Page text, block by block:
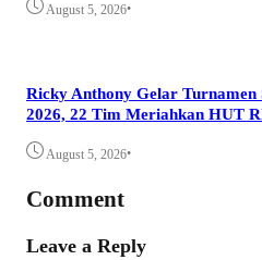
August 5, 2026•
Ricky Anthony Gelar
2026, 22 Tim Meriahkan HUT
August 5, 2026•
Comment
Leave a Reply